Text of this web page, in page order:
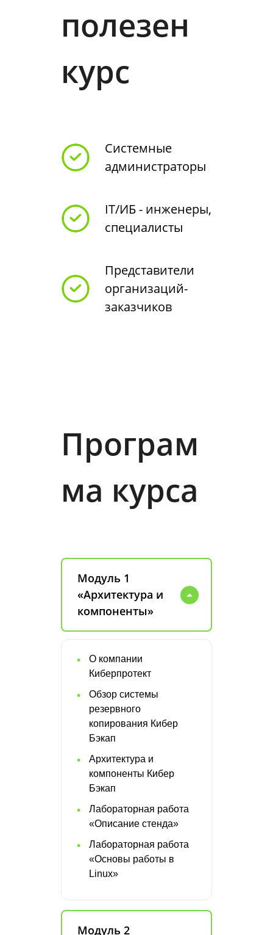
полезен
курс
Системные
администраторы
IT/ИБ - инженеры,
специалисты
Представители
организаций-
заказчиков
Програм
ма курса
Модуль 1
«Архитектура и
компоненты»
О компании
Киберпротект
Обзор системы
резервного
копирования Кибер
Бэкап
Архитектура и
компоненты Кибер
Бэкап
Лабораторная работа
«Описание стенда»
Лабораторная работа
«Основы работы в
Linux»
Модуль 2